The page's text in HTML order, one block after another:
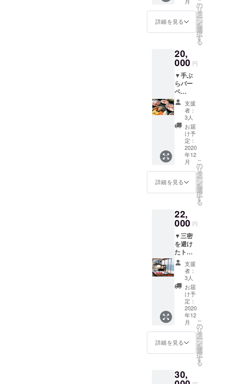
まな茨
城弁を
セレク
トして
す。読
み札は
すべて
解説付
きだか
ら、茨
城弁が
わから
なくて
もだい
じ、だ
いじ！
また、
茨城弁
の発音
に自信
がない
方でも
「読み
CD」付
きなの
で安心
です。
●『ご
じゃっ
ぺディ
ア』通
1,000円
茨城弁
解説書
の決定
版。
『いば
らぎ
じゃな
くてい
ばら
『続い
ばらぎ
かっぺ
用され
ている
ルの逸
品。 ●
露天風
呂入浴
回数券
湯かっ
ぺの入
浴券
（５０
０円／
回）１
１回分
のお得
なチ
ケッ
間に準
じま
す。
※本文内
せ先ま
で予約
をお願
いしま
す。
※チケッ
トは別
の日の
ご利用
も可能
です。
▼お礼
のお手
でも楽
夏の楽
園”スパ
イアン
ズ”のペ
アチ
ケット
と、
よっこ
ら
しょっ
北茨城
総本店
での韓
国焼肉
食べ放
題チ
ケット
けいた
しま
しょっ
での
ディ
●露天
●宿泊
（朝食
付き）
※宿泊
は、前
もって
予約を
お願い
しま
す。
※ブルー
ベリー
の成熟
状況に
より、
ご希望
の日時
りま
す。
（収穫
時期は6
月中旬
～9月中
旬まで
す。）
※ブ
ルーベ
リー果
樹園へ
の往復
の交通
自ご負
担くだ
族でい
万冊読
み放題
※電
源・
WiFi利
※利用
日時は
メイズ
ムラン
ドの営
業日
（不定
休）営
業時間
に準じ
ます。
※ご利
用はご
本人に
限りま
す。 ▼
お礼の
詳細を見る
の
リ
タ
ー
ン
を
選
択
す
る
20,
000 円
▼手ぶ
らバー
ベ
キュー
チケッ
ト ●
バーベ
キュー
チケッ
ト ※食
材例
（１人
分）牛
肉約
100g／
豚肉約
鶏肉
125g／
イカ 半
身／
ソー
セージ1
本／野
菜／ご
飯 ※飲
み物は
含まれ
ませ
ん。 ※
食材・
飲み物
の持ち
込みは
※11時〜
16時、
または
支援
者：
3人
お届
け予
定：
2020
年12
月
詳細を見る
こ
の
リ
タ
ー
ン
を
選
択
す
る
22,
000 円
▼三密
を避け
たト
レー
ラーハ
ウスで
宿泊・
貸切入
浴チ
ケット
（4人分
の宿泊
相当
額） 楽
天トラ
ベルで
をいた
だいて
支援
者：
3人
お届
け予
定：
2020
年12
月
詳細を見る
こ
の
リ
タ
ー
ン
を
選
択
す
る
30,